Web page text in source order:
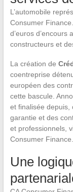
L’automobile
Consumer
d’euros
constructeurs et
La création de
coentreprise
européen des
cette bascule.
et finalisée depuis,
garantie et des
et professionnels,
Consumer Finance.
Une